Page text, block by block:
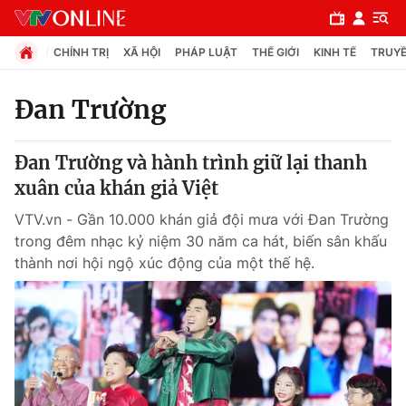
Chuyên mục
Chính trị
Xã hội
Pháp luật
Y tế
Thế giới
CHÍNH TRỊ XÃ HỘI PHÁP LUẬT THẾ GIỚI KINH TẾ
Đan Trường
Đan Trường và hành trình giữ lại thanh
xuân của khán giả Việt
VTV.vn - Gần 10.000 khán giả đội mưa với Đan Trường
trong đêm nhạc kỷ niệm 30 năm ca hát, biến sân khấu
thành nơi hội ngộ xúc động của một thế hệ.